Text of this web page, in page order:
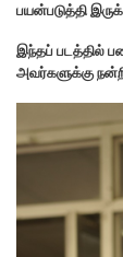
பயன்படுத்தி
இந்தப் படத்தில்
அவர்களுக்கு